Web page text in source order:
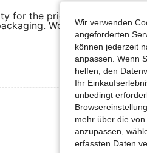
for the price. Looks like
Worth it!
Mehr
Wir verwenden
angeforderten
können jederzeit
anpassen. Wenn
helfen, den
Ihr
unbedingt
mehr über die
anzupassen,
erfassten Daten